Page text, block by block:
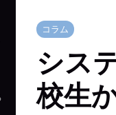
コラム
シス
校生